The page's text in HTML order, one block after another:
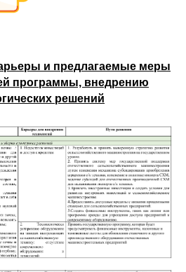
и предлагаемые меры
программы, внедрению
решений